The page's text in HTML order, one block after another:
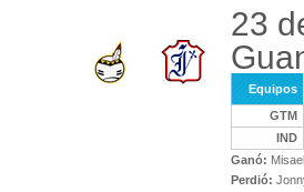
23
Equipos
GTM
IND
Ganó:
Perdió: